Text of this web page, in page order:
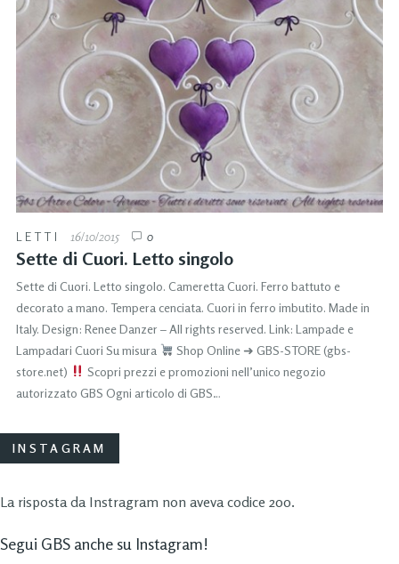
LETTI 16/10/2015 0
Sette di Cuori. Letto singolo
Sette di Cuori. Letto singolo. Cameretta Cuori. Ferro battuto e
decorato a mano. Tempera cenciata. Cuori in ferro imbutito. Made in
Italy. Design: Renee Danzer – All rights reserved. Link: Lampade e
Lampadari Cuori Su misura
Shop Online ➜ GBS-STORE (gbs-
store.net)
Scopri prezzi e promozioni nell’unico negozio
autorizzato GBS Ogni articolo di GBS…
INSTAGRAM
La risposta da Instragram non aveva codice 200.
Segui GBS anche su Instagram!